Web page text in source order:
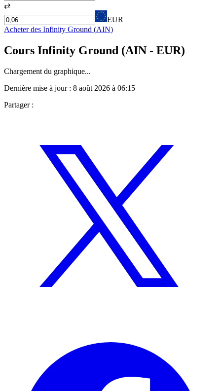
⇄
EUR
Acheter des Infinity Ground (AIN)
Cours Infinity Ground (AIN - EUR)
Chargement du graphique...
Dernière mise à jour : 8 août 2026 à 06:15
Partager :